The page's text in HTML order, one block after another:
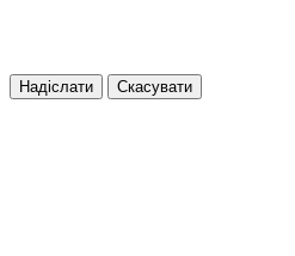
Надіслати Скасувати